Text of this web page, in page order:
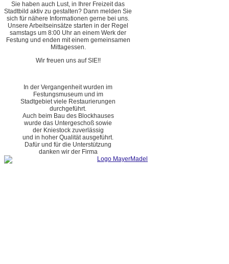
Sie haben auch Lust, in Ihrer Freizeit das
Stadtbild aktiv zu gestalten? Dann melden Sie
sich für nähere Informationen gerne bei uns.
Unsere Arbeitseinsätze starten in der Regel
samstags um 8:00 Uhr an einem Werk der
Festung und enden mit einem gemeinsamen
Mittagessen.
Wir freuen uns auf SIE!!
In der Vergangenheit wurden im
Festungsmuseum und im
Stadtgebiet viele Restaurierungen
durchgeführt.
Auch beim Bau des Blockhauses
wurde das Untergeschoß sowie
der Kniestock zuverlässig
und in hoher Qualität ausgeführt.
Dafür und für die Unterstützung
danken wir der Firma